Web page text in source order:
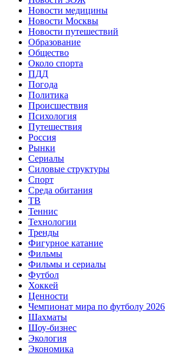
Новости медицины
Новости Москвы
Новости путешествий
Образование
Общество
Около спорта
ПДД
Погода
Политика
Происшествия
Психология
Путешествия
Россия
Рынки
Сериалы
Силовые структуры
Спорт
Среда обитания
ТВ
Теннис
Технологии
Тренды
Фигурное катание
Фильмы
Фильмы и сериалы
Футбол
Хоккей
Ценности
Чемпионат мира по футболу 2026
Шахматы
Шоу-бизнес
Экология
Экономика